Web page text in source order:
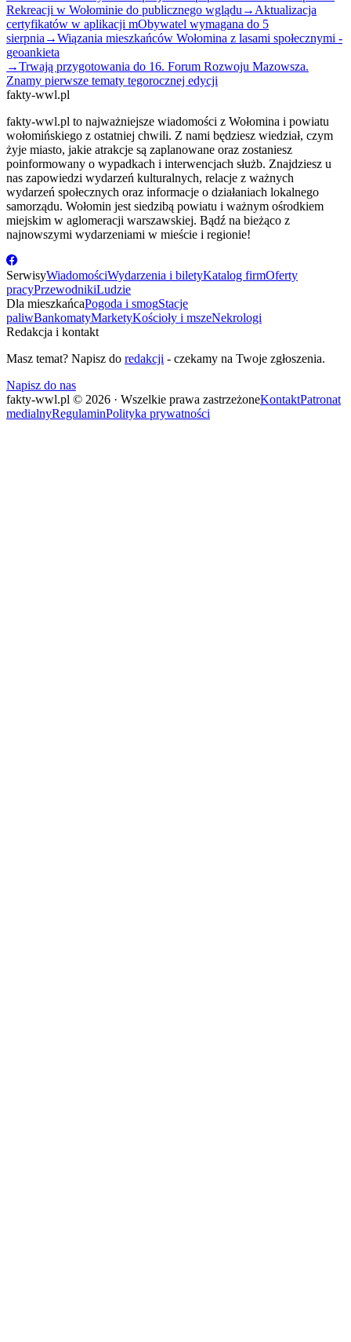
Rekreacji w Wołominie do publicznego wglądu → Aktualizacja
certyfikatów w aplikacji mObywatel wymagana do 5
sierpnia →Wiązania mieszkańców Wołomina z lasami społecznymi -
geoankieta
→Trwają przygotowania do 16. Forum Rozwoju Mazowsza.
Znamy pierwsze tematy tegorocznej edycji
fakty-wwl.pl
fakty-wwl.pl to najważniejsze wiadomości z Wołomina i powiatu
wołomińskiego z ostatniej chwili. Z nami będziesz wiedział, czym
żyje miasto, jakie atrakcje są zaplanowane oraz zostaniesz
poinformowany o wypadkach i interwencjach służb. Znajdziesz u
nas zapowiedzi wydarzeń kulturalnych, relacje z ważnych
wydarzeń społecznych oraz informacje o działaniach lokalnego
samorządu. Wołomin jest siedzibą powiatu i ważnym ośrodkiem
miejskim w aglomeracji warszawskiej. Bądź na bieżąco z
najnowszymi wydarzeniami w mieście i regionie!
SerwisyWiadomościWydarzenia i biletyKatalog firmOferty
pracyPrzewodnikiLudzie
Dla mieszkańcaPogoda i smogStacje
paliwBankomatyMarketyKościoły i mszeNekrologi
Redakcja i kontakt
Masz temat? Napisz do redakcji - czekamy na Twoje zgłoszenia.
Napisz do nas
fakty-wwl.pl © 2026 · Wszelkie prawa zastrzeżoneKontaktPatronat
medialnyRegulaminPolityka prywatności